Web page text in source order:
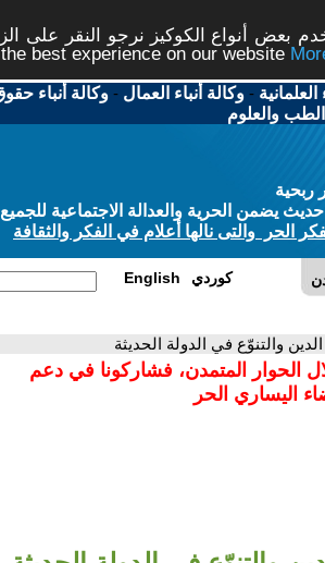
بعض أنواع الكوكيز نرجو النقر على
best experience on our website
العلمانية -وكالة أنباء العمال -وكالة أنباء
الطب والعلوم
ربحية
يضمن الحرية والعدالة الاجتماعية للجميع
الحر والتى نالها أعلام في الفكر والثقافة
English كوردي
والتنوّع في الدولة الحديثة
الحوار المتمدن، فشاركونا في دعم
اليساري الحر